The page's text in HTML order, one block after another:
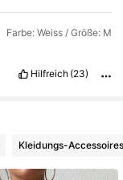
Farbe: Weiss / Größe: M
Hilfreich (23)
Kleidungs-Accessoires